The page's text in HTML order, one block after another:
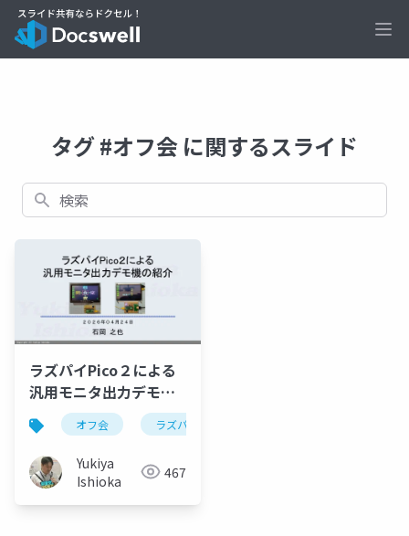
タグ #オフ会 に関するスライド
検索
ラズパイPico２による
汎用モニタ出力デモ機
の紹介 オフ会 ラズパイpico
Yukiya
Ishioka
467